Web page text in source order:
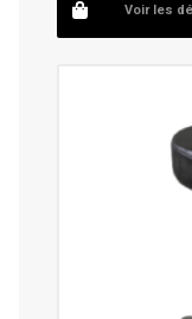
Voir les